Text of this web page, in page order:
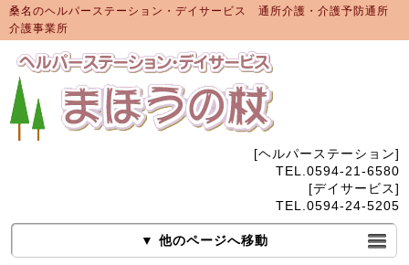
桑名のヘルパーステーション・デイサービス 通所介護・介護予防通所
介護事業所
[ヘルパーステーション]
TEL.0594-21-6580
[デイサービス]
TEL.0594-24-5205
▼ 他のページへ移動